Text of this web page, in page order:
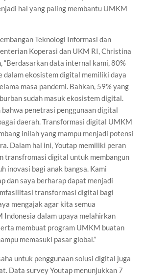
hal yang paling membantu UMKM
Teknologi Informasi dan
Koperasi dan UKM RI, Christina
“Berdasarkan data internal kami, 80%
dalam ekosistem digital memiliki daya
masa pandemi. Bahkan, 59% yang
sudah masuk ekosistem digital.
penetrasi penggunaan digital
daerah. Transformasi digital UMKM
inilah yang mampu menjadi potensi
Dalam hal ini, Youtap memiliki peran
transfromasi digital untuk membangun
inovasi bagi anak bangsa. Kami
dan saya berharap dapat menjadi
transformasi digital bagi
mengajak agar kita semua
Indonesia dalam upaya melahirkan
membuat program UMKM buatan
memasuki pasar global.”
untuk penggunaan solusi digital juga
Data survey Youtap menunjukkan 7